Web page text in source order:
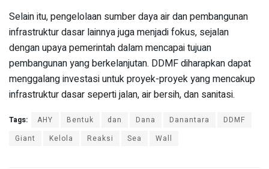
Selain itu, pengelolaan sumber daya air dan pembangunan
infrastruktur dasar lainnya juga menjadi fokus, sejalan
dengan upaya pemerintah dalam mencapai tujuan
pembangunan yang berkelanjutan. DDMF diharapkan dapat
menggalang investasi untuk proyek-proyek yang mencakup
infrastruktur dasar seperti jalan, air bersih, dan sanitasi.
Tags: AHY Bentuk dan Dana Danantara
DDMF
Giant
Kelola Reaksi Sea Wall